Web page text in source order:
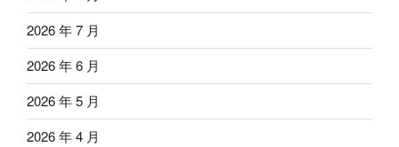
2026 年 7 月
2026 年 6 月
2026 年 5 月
2026 年 4 月